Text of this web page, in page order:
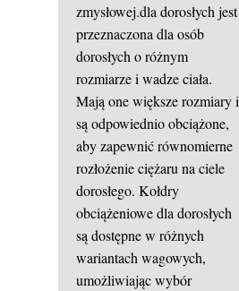
zmysłowej.dla dorosłych jest
przeznaczona dla osób
dorosłych o różnym
rozmiarze i wadze ciała.
Mają one większe rozmiary i
są odpowiednio obciążone,
aby zapewnić równomierne
rozłożenie ciężaru na ciele
dorosłego. Kołdry
obciążeniowe dla dorosłych
są dostępne w różnych
wariantach wagowych,
umożliwiając wybór